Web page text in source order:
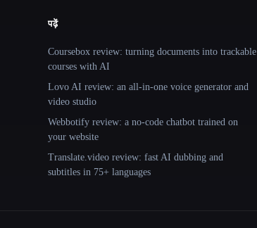
पढ़ें
Coursebox review: turning documents into trackable
courses with AI
Lovo AI review: an all-in-one voice generator and
video studio
Webbotify review: a no-code chatbot trained on
your website
Translate.video review: fast AI dubbing and
subtitles in 75+ languages